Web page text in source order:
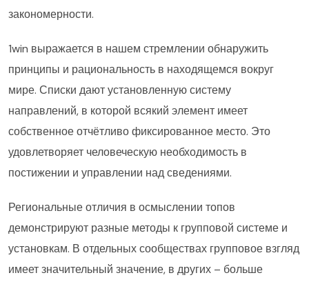
закономерности.
1win выражается в нашем стремлении обнаружить
принципы и рациональность в находящемся вокруг
мире. Списки дают установленную систему
направлений, в которой всякий элемент имеет
собственное отчётливо фиксированное место. Это
удовлетворяет человеческую необходимость в
постижении и управлении над сведениями.
Региональные отличия в осмыслении топов
демонстрируют разные методы к групповой системе и
установкам. В отдельных сообществах групповое взгляд
имеет значительный значение, в других – больше